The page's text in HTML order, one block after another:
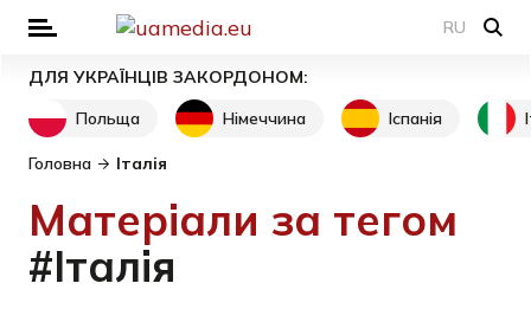
RU
ДЛЯ УКРАЇНЦІВ ЗАКОРДОНОМ:
Польща
Німеччина Іспанія
Головна Італія
Матеріали за тегом
#Італія